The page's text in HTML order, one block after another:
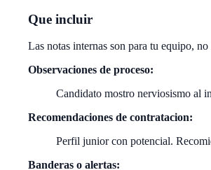
Que incluir
Las notas internas son para tu equipo,
Observaciones de proceso:
Candidato mostro nerviosismo al
Recomendaciones de contratacion:
Perfil junior con potencial.
Banderas o alertas: